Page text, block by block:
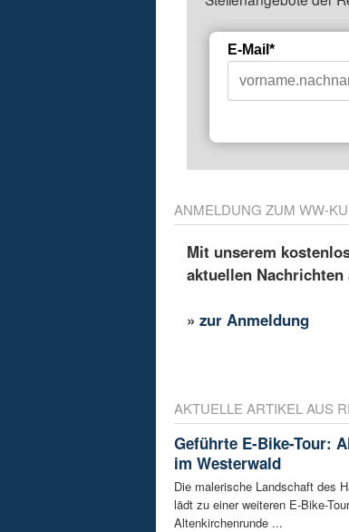
E-Mail*
ANMELDUNG ZUM WW-
Mit unserem
aktuellen
»zur Anmeldung
AKTUELLE ARTIKEL AUS
Geführte E-Bike-Tour:
im Westerwald
Die malerische Landschaft des
lädt zu einer weiteren E-Bike-
Altenkirchenrunde ...